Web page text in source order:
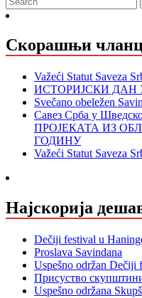
Скорашњи
Važeći Statut Saveza
ИСТОРИЈСКИ ДАН
Svečano obeležen
Савез Срба у
ПРОЈЕКАТА ИЗ
ГОДИНУ
Važeći Statut Saveza
Најскорија
Dečiji festival u
Proslava Savindana
Uspešno održan Dečiji
Присуство
Uspešno održana